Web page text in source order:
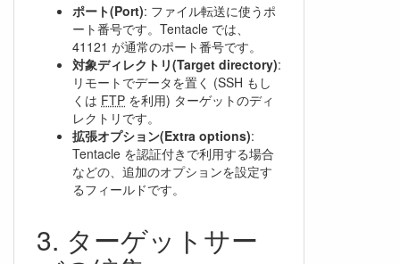
ポート(Port): ファイル転送に使うポ
ート番号です。Tentacle では、
41121 が通常のポート番号です。
対象ディレクトリ(Target directory):
リモートでデータを置く (SSH もし
くは FTP を利用) ターゲットのディ
レクトリです。
拡張オプション(Extra options):
Tentacle を認証付きで利用する場合
などの、追加のオプションを設定す
るフィールドです。
ターゲットサー